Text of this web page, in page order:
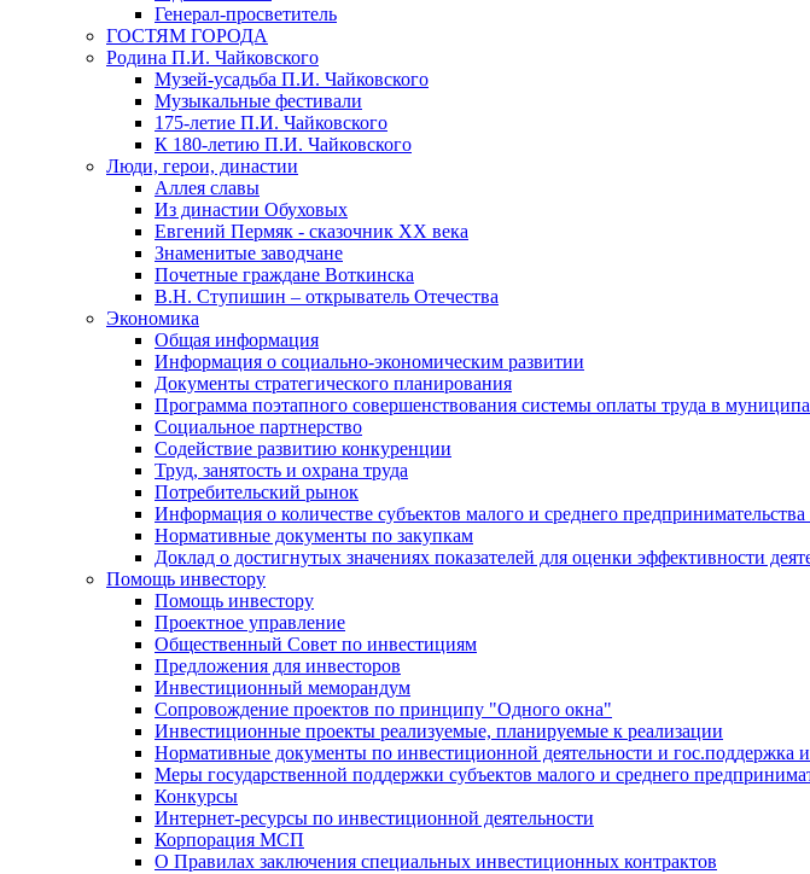
Генерал-просветитель
ГОСТЯМ ГОРОДА
Родина П.И. Чайковского
Музей-усадьба П.И. Чайковского
Музыкальные фестивали
175-летие П.И. Чайковского
К 180-летию П.И. Чайковского
Люди, герои, династии
Аллея славы
Из династии Обуховых
Евгений Пермяк - сказочник XX века
Знаменитые заводчане
Почетные граждане Воткинска
В.Н. Ступишин – открыватель Отечества
Экономика
Общая информация
Информация о социально-экономическим развитии
Документы стратегического планирования
Программа поэтапного совершенствования системы оплаты труда в
Социальное партнерство
Содействие развитию конкуренции
Труд, занятость и охрана труда
Потребительский рынок
Информация о количестве субъектов малого и среднего
Нормативные документы по закупкам
Доклад о достигнутых значениях показателей для оценки эффективности
Помощь инвестору
Помощь инвестору
Проектное управление
Общественный Совет по инвестициям
Предложения для инвесторов
Инвестиционный меморандум
Сопровождение проектов по принципу "Oдного окна"
Инвестиционные проекты реализуемые, планируемые к реализации
Нормативные документы по инвестиционной деятельности и гос.поддержка
Меры государственной поддержки субъектов малого и среднего
Конкурсы
Интернет-ресурсы по инвестиционной деятельности
Корпорация МСП
О Правилах заключения специальных инвестиционных контрактов